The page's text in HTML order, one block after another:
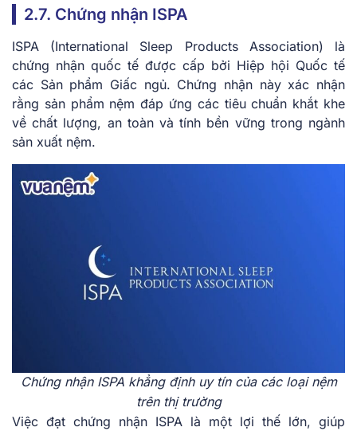
2.7. Chứng nhận ISPA
ISPA (International Sleep Products Association) là
chứng nhận quốc tế được cấp bởi Hiệp hội Quốc tế
các Sản phẩm Giấc ngủ. Chứng nhận này xác nhận
rằng sản phẩm nệm đáp ứng các tiêu chuẩn khắt khe
về chất lượng, an toàn và tính bền vững trong ngành
sản xuất nệm.
Chứng nhận ISPA khẳng định uy tín của các loại nệm
trên thị trường
Việc đạt chứng nhận ISPA là một lợi thế lớn, giúp